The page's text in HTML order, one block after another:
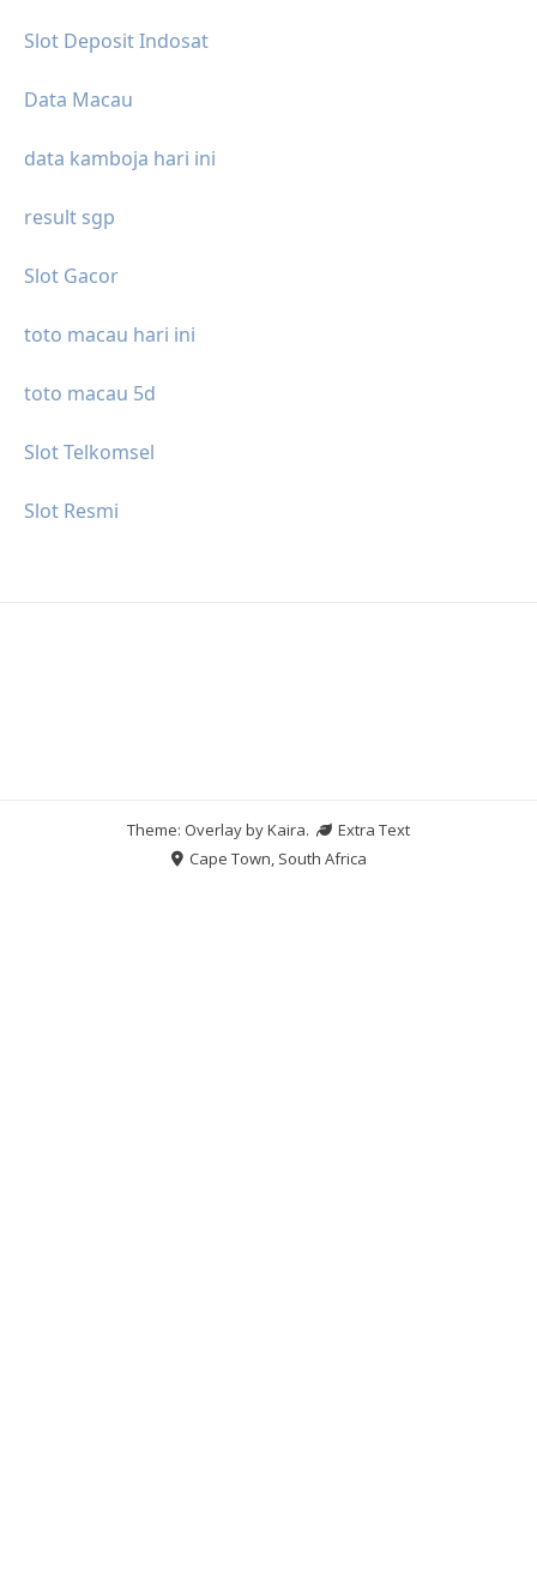
Slot Deposit Indosat
Data Macau
data kamboja hari ini
result sgp
Slot Gacor
toto macau hari ini
toto macau 5d
Slot Telkomsel
Slot Resmi
Theme: Overlay byKaira.
Extra Text
Cape Town, South Africa